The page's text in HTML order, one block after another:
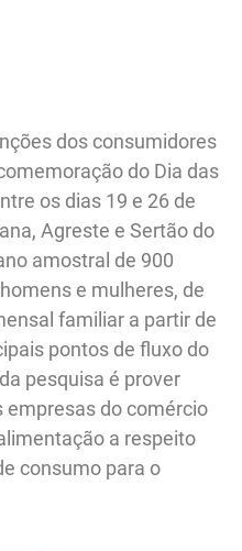
dos consumidores
do Dia das
os dias 19 e 26 de
Agreste e Sertão do
amostral de 900
e mulheres, de
familiar a partir de
pontos de fluxo do
pesquisa é prover
do comércio
a respeito
consumo para o